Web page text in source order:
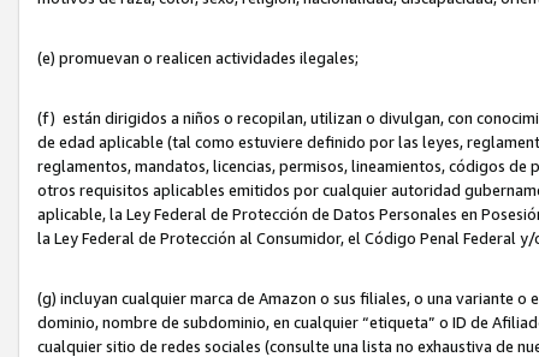
(e) promuevan o realicen actividades ilegales;
(f) están dirigidos a niños o recopilan, utilizan o divulgan, con
de edad aplicable (tal como estuviere definido por las leyes,
reglamentos, mandatos, licencias, permisos, lineamientos, códigos
otros requisitos aplicables emitidos por cualquier autoridad
aplicable, la Ley Federal de Protección de Datos Personales en
la Ley Federal de Protección al Consumidor, el Código Penal Federal
(g) incluyan cualquier marca de Amazon o sus filiales, o una variante
dominio, nombre de subdominio, en cualquier “etiqueta” o ID de
cualquier sitio de redes sociales (consulte una lista no exhaustiva de